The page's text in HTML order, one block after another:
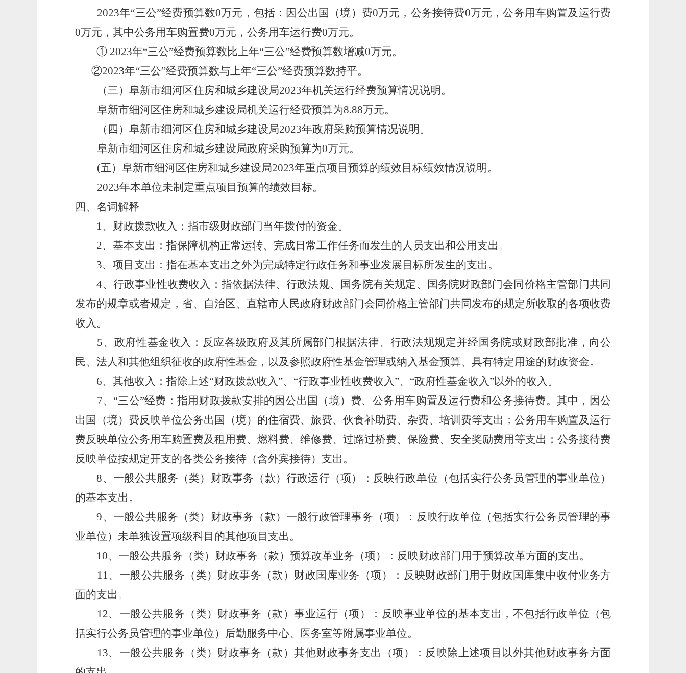
2023年“三公”经费预算数0万元，包括：因公出国（境）费0万元，公务接待费0万元，公务用车购置及运行费
0万元，其中公务用车购置费0万元，公务用车运行费0万元。
① 2023年“三公”经费预算数比上年“三公”经费预算数增减0万元。
②2023年“三公”经费预算数与上年“三公”经费预算数持平。
（三） 阜新市细河区住房和城乡建设局2023年机关运行经费预算情况说明。
阜新市细河区住房和城乡建设局机关运行经费预算为8.88万元。
（四） 阜新市细河区住房和城乡建设局2023年政府采购预算情况说明。
阜新市细河区住房和城乡建设局政府采购预算为0万元。
(五）阜新市细河区住房和城乡建设局2023年重点项目预算的绩效目标绩效情况说明。
2023年本单位未制定重点项目预算的绩效目标。
四、名词解释
1、财政拨款收入：指市级财政部门当年拨付的资金。
2、基本支出：指保障机构正常运转、完成日常工作任务而发生的人员支出和公用支出。
3、项目支出：指在基本支出之外为完成特定行政任务和事业发展目标所发生的支出。
4、行政事业性收费收入：指依据法律、行政法规、国务院有关规定、国务院财政部门会同价格主管部门共同
发布的规章或者规定，省、自治区、直辖市人民政府财政部门会同价格主管部门共同发布的规定所收取的各项收费
收入。
5、政府性基金收入：反应各级政府及其所属部门根据法律、行政法规规定并经国务院或财政部批准，向公
民、法人和其他组织征收的政府性基金，以及参照政府性基金管理或纳入基金预算、具有特定用途的财政资金。
6、其他收入：指除上述“财政拨款收入”、“行政事业性收费收入”、“政府性基金收入”以外的收入。
7、“三公”经费：指用财政拨款安排的因公出国（境）费、公务用车购置及运行费和公务接待费。其中，因公
出国（境）费反映单位公务出国（境）的住宿费、旅费、伙食补助费、杂费、培训费等支出；公务用车购置及运行
费反映单位公务用车购置费及租用费、燃料费、维修费、过路过桥费、保险费、安全奖励费用等支出；公务接待费
反映单位按规定开支的各类公务接待（含外宾接待）支出。
8、一般公共服务（类）财政事务（款）行政运行（项）：反映行政单位（包括实行公务员管理的事业单位）
的基本支出。
9、一般公共服务（类）财政事务（款）一般行政管理事务（项）：反映行政单位（包括实行公务员管理的事
业单位）未单独设置项级科目的其他项目支出。
10、一般公共服务（类）财政事务（款）预算改革业务（项）：反映财政部门用于预算改革方面的支出。
11、一般公共服务（类）财政事务（款）财政国库业务（项）：反映财政部门用于财政国库集中收付业务方
面的支出。
12、一般公共服务（类）财政事务（款）事业运行（项）：反映事业单位的基本支出，不包括行政单位（包
括实行公务员管理的事业单位）后勤服务中心、医务室等附属事业单位。
13、一般公共服务（类）财政事务（款）其他财政事务支出（项）：反映除上述项目以外其他财政事务方面